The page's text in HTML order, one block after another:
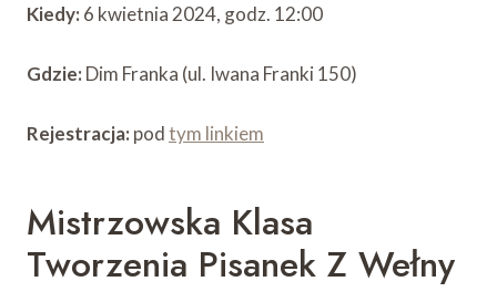
Kiedy: 6 kwietnia 2024, godz. 12:00
Gdzie: Dim Franka (ul. Iwana Franki 150)
Rejestracja: podtym linkiem
Mistrzowska Klasa
Tworzenia Pisanek Z Wełny